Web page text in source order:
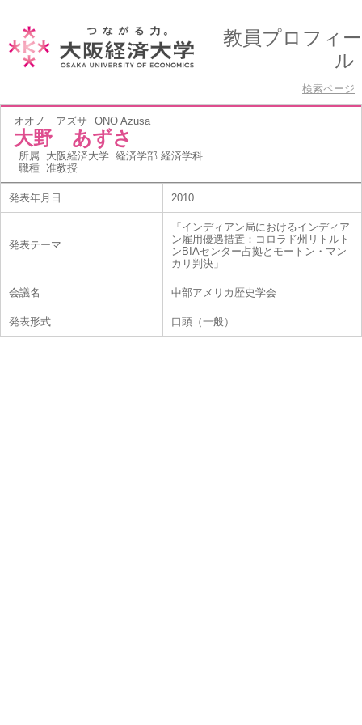
教員プロフィー
ル
検索ページ
オオノ アズサ ONO Azusa
大野 あずさ
所属 大阪経済大学 経済学部 経済学科
職種 准教授
発表年月日 2010
発表テーマ
「インディアン局におけるインディア
ン雇用優遇措置：コロラド州リトルト
ンBIAセンター占拠とモートン・マン
カリ判決」
会議名 中部アメリカ歴史学会
発表形式 口頭（一般）